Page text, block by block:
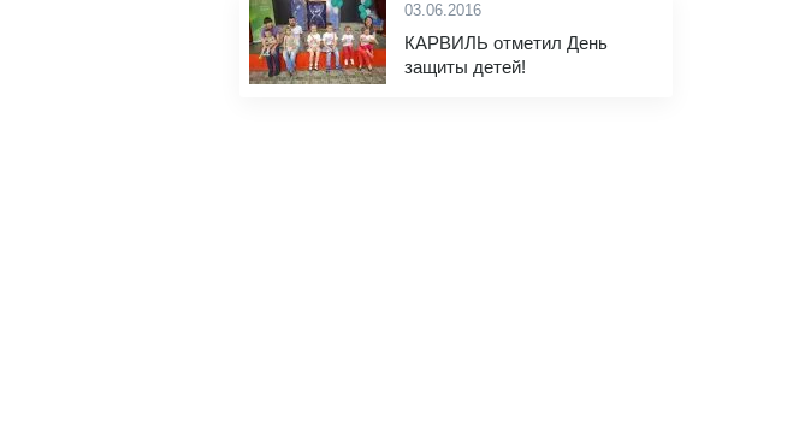
03.06.2016
КАРВИЛЬ отметил День
защиты детей!